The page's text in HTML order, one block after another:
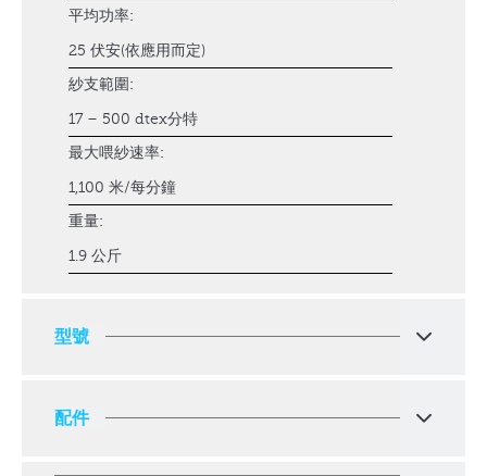
平均功率:
25 伏安(依應用而定)
紗支範圍:
17 – 500 dtex分特
最大喂紗速率:
1,100 米/每分鐘
重量:
1.9 公斤
型號
配件